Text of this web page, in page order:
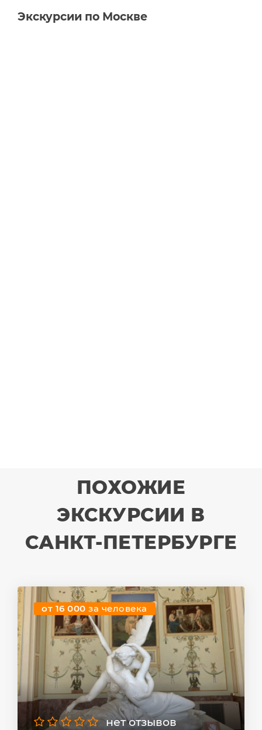
Экскурсии по Москве
ПОХОЖИЕ
ЭКСКУРСИИ В
САНКТ-ПЕТЕРБУРГЕ
от 16 000за человека
нет отзывов